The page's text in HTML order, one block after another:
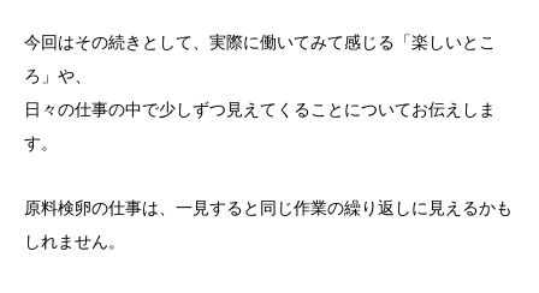
今回はその続きとして、実際に働いてみて感じる「楽しいとこ
ろ」や、
日々の仕事の中で少しずつ見えてくることについてお伝えしま
す。
原料検卵の仕事は、一見すると同じ作業の繰り返しに見えるかも
しれません。